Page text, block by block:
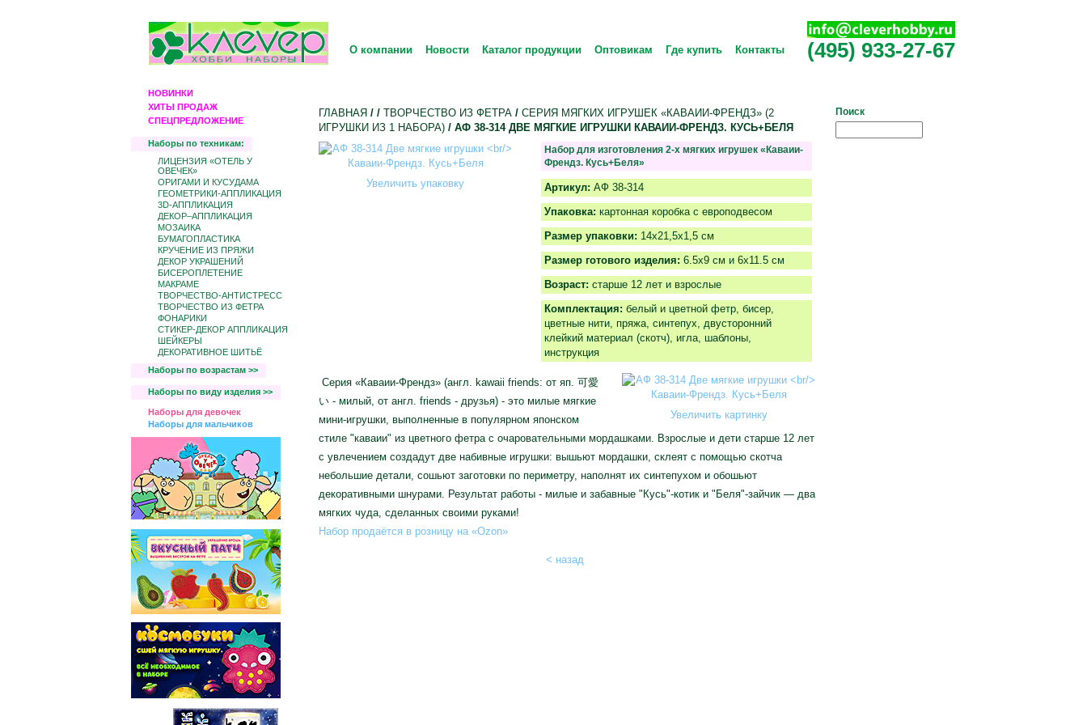
О компании Новости Каталог продукции Оптовикам Где купить Контакты (495) 933-27-67
НОВИНКИ
ХИТЫ ПРОДАЖ
СПЕЦПРЕДЛОЖЕНИЕ
Наборы по техникам:
ЛИЦЕНЗИЯ «ОТЕЛЬ У
ОВЕЧЕК»
ОРИГАМИ И КУСУДАМА
ГЕОМЕТРИКИ-АППЛИКАЦИЯ
3D-АППЛИКАЦИЯ
ДЕКОР–АППЛИКАЦИЯ
МОЗАИКА
БУМАГОПЛАСТИКА
КРУЧЕНИЕ ИЗ ПРЯЖИ
ДЕКОР УКРАШЕНИЙ
БИCЕРОПЛЕТЕНИЕ
МАКРАМЕ
ТВОРЧЕСТВО-АНТИСТРЕСС
ТВОРЧЕСТВО ИЗ ФЕТРА
ФОНАРИКИ
СТИКЕР-ДЕКОР АППЛИКАЦИЯ
ШЕЙКЕРЫ
ДЕКОРАТИВНОЕ ШИТЬЁ
Наборы по возрастам >>
Наборы по виду изделия >>
Наборы для девочек
Наборы для мальчиков
ГЛАВНАЯ / / ТВОРЧЕСТВО ИЗ ФЕТРА/ СЕРИЯ МЯГКИХ ИГРУШЕК «КАВАИИ-ФРЕНДЗ» (2
ИГРУШКИ ИЗ 1 НАБОРА)/ АФ 38-314 ДВЕ МЯГКИЕ ИГРУШКИ КАВАИИ-ФРЕНДЗ. КУСЬ+БЕЛЯ
Увеличить упаковку
Набор для изготовления 2-х мягких игрушек «Каваии-
Френдз. Кусь+Беля»
Артикул: АФ 38-314
Упаковка: картонная коробка с европодвесом
Размер упаковки: 14х21,5х1,5 см
Размер готового изделия: 6.5x9 см и 6x11.5 см
Возраст: старше 12 лет и взрослые
Комплектация: белый и цветной фетр, бисер,
цветные нити, пряжа, синтепух, двусторонний
клейкий материал (скотч), игла, шаблоны,
инструкция
Увеличить картинку
Серия «Каваии-Френдз» (англ. kawaii friends: от яп. 可愛
い - милый, от англ. friends - друзья) - это милые мягкие
мини-игрушки, выполненные в популярном японском
стиле "каваии" из цветного фетра с очаровательными мордашками. Взрослые и дети старше 12 лет
с увлечением создадут две набивные игрушки: вышьют мордашки, склеят с помощью скотча
небольшие детали, сошьют заготовки по периметру, наполнят их синтепухом и обошьют
декоративными шнурами. Результат работы - милые и забавные "Кусь"-котик и "Беля"-зайчик — два
мягких чуда, сделанных своими руками!
Набор продаётся в розницу на «Ozon»
< назад
Поиск